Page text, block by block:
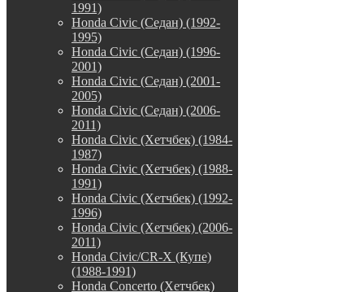
1991)
Honda Civic (Седан) (1992-
1995)
Honda Civic (Седан) (1996-
2001)
Honda Civic (Седан) (2001-
2005)
Honda Civic (Седан) (2006-
2011)
Honda Civic (Хетчбек) (1984-
1987)
Honda Civic (Хетчбек) (1988-
1991)
Honda Civic (Хетчбек) (1992-
1996)
Honda Civic (Хетчбек) (2006-
2011)
Honda Civic/CR-X (Купе)
(1988-1991)
Honda Concerto (Хетчбек)